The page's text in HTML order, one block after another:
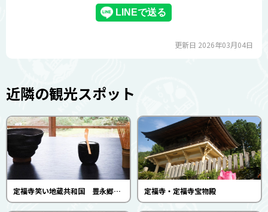
更新日 2026年03月04日
近隣の観光スポット
定福寺笑い地蔵共和国 豊永郷日本の原風景体験ツアー（定福寺） 定福寺・定福寺宝物殿